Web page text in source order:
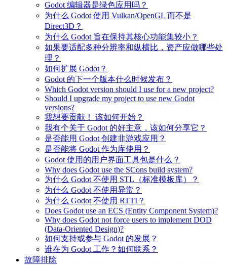
Godot 编辑器是绿色应用吗？
为什么 Godot 使用 Vulkan/OpenGL 而不是
Direct3D？
为什么 Godot 旨在保持其核心功能集较小？
如果要适配多种分辨率和纵横比，资产应做哪些处
理？
如何扩展 Godot？
Godot 的下一个版本什么时候发布？
Which Godot version should I use for a new project?
Should I upgrade my project to use new Godot
versions?
我想要贡献！ 该如何开始？
我有个关于 Godot 的好主意，该如何分享它？
是否能用 Godot 创建非游戏应用？
是否能将 Godot 作为库使用？
Godot 使用的用户界面工具包是什么？
Why does Godot use the SCons build system?
为什么 Godot 不使用 STL（标准模板库）？
为什么 Godot 不使用异常？
为什么 Godot 不使用 RTTI？
Does Godot use an ECS (Entity Component System)?
Why does Godot not force users to implement DOD
(Data-Oriented Design)?
如何支持或参与 Godot 的发展？
谁在为 Godot 工作？如何联系？
故障排除